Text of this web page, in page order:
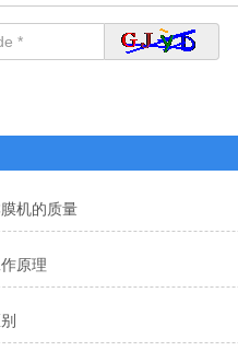
机的质量
原理